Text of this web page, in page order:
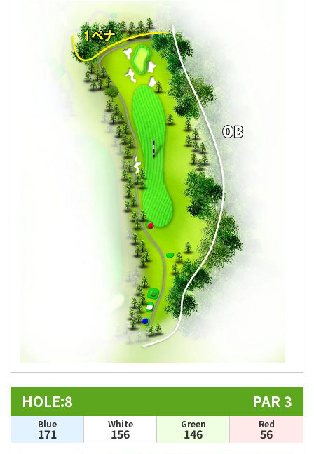
HOLE:8 PAR 3
Blue
171
White
156
Green
146
Red
56